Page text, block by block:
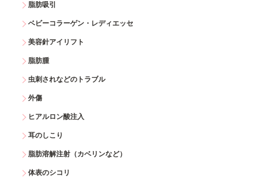
脂肪吸引
ベビーコラーゲン・レディエッセ
美容針アイリフト
脂肪腫
虫刺されなどのトラブル
外傷
ヒアルロン酸注入
耳のしこり
脂肪溶解注射（カベリンなど）
体表のシコリ